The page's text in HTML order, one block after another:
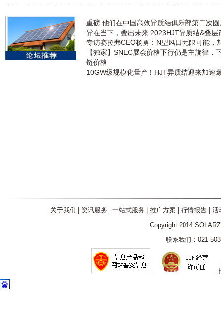
重磅 他们在中国高效异质结俱乐部第二次
异在当下，叠出未来 2023HJT异质结&叠层
专访赛拉弗CEO杨勇：N型风口无限可能，
【独家】SNEC展会价格下行仍是主旋律，
链价格
10GW级规模化量产！HJT异质结迎来加速
关于我们 资讯服务 一站式服务 推广方案 行情报告| 活
Copyright:2014
联系我们：021-